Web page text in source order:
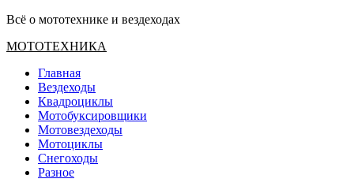
Всё о мототехнике и вездеходах
Основное
МОТОТЕХНИКА
Главная
Вездеходы
Квадроциклы
Мотобуксировщики
Мотовездеходы
Мотоциклы
Снегоходы
Разное